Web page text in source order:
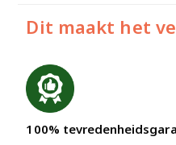
Dit maakt het
100%